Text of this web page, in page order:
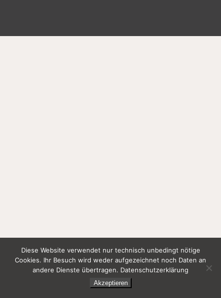
Diese Website verwendet nur technisch unbedingt nötige
Cookies. Ihr Besuch wird weder aufgezeichnet noch Daten an
andere Dienste übertragen. Datenschutzerklärung
Akzeptieren